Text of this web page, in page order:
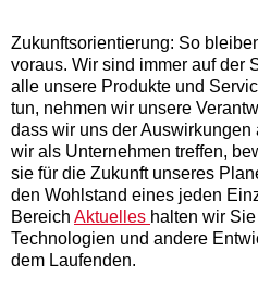
Zukunftsorientierung: So
voraus. Wir sind immer auf der
alle unsere Produkte und
tun, nehmen wir unsere
dass wir uns der
wir als Unternehmen treffen,
sie für die Zukunft unseres
den Wohlstand eines jeden
Bereich Aktuelles halten wir
Technologien und andere
dem Laufenden.